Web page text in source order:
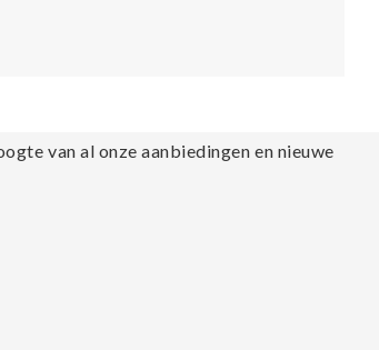
van al onze aanbiedingen en nieuwe